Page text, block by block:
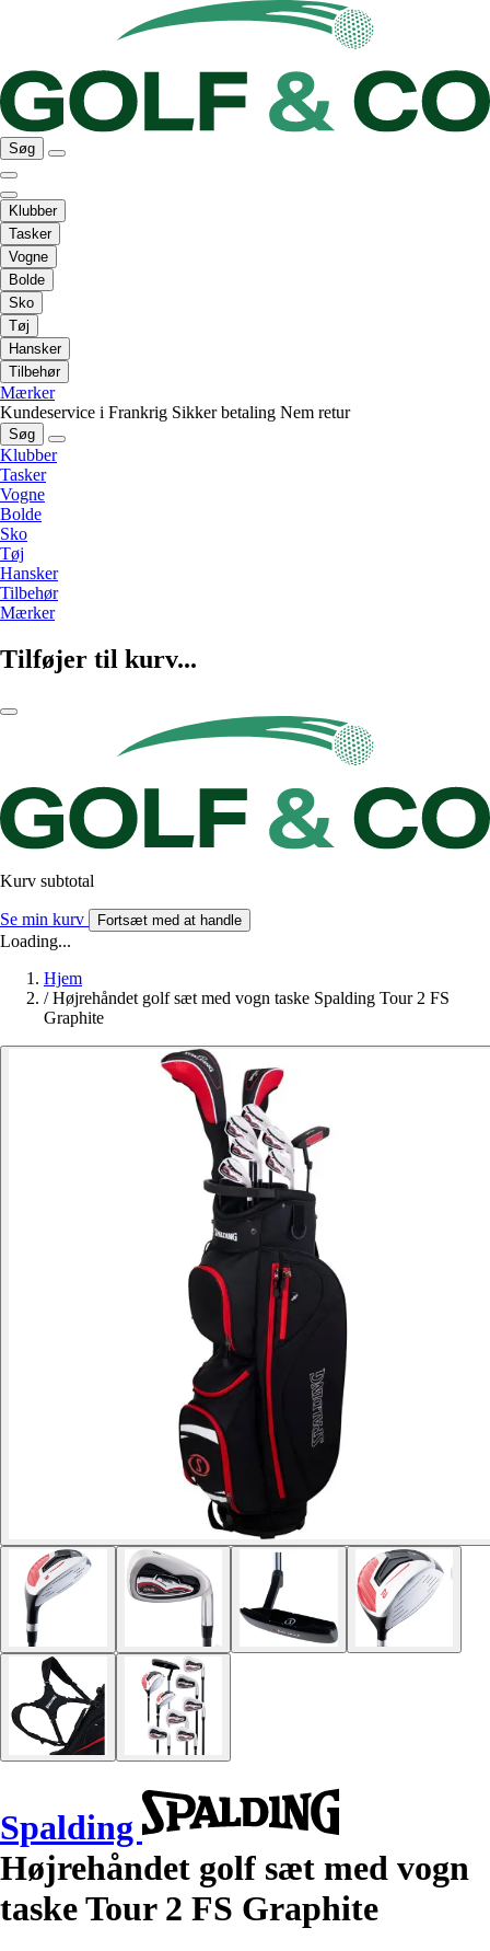
Søg
Klubber
Tasker
Vogne
Bolde
Sko
Tøj
Hansker
Tilbehør
Mærker
Kundeservice i Frankrig Sikker betaling Nem retur
Søg
Klubber
Tasker
Vogne
Bolde
Sko
Tøj
Hansker
Tilbehør
Mærker
Tilføjer til kurv...
Kurv subtotal
Se min kurv Fortsæt med at handle
Loading...
Hjem
/ Højrehåndet golf sæt med vogn taske Spalding Tour 2 FS
Graphite
Spalding
Højrehåndet golf sæt med vogn
taske Tour 2 FS Graphite